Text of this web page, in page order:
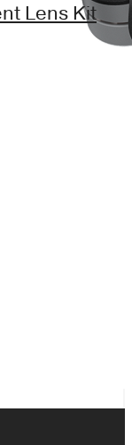
Lens Kit